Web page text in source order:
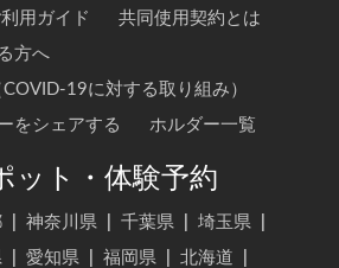
用ガイド
共同使用契約とは
方へ
COVID-19に対する取り組み）
をシェアする
ホルダー一覧
ット・体験予約
神奈川県 千葉県 埼玉県
愛知県 福岡県 北海道